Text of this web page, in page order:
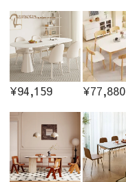
¥94,159 ¥77,880